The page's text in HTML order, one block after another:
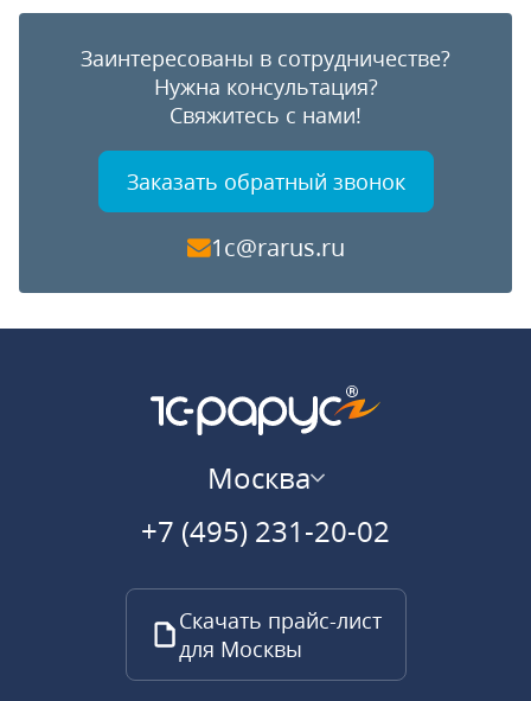
Заинтересованы в сотрудничестве?
Нужна консультация?
Свяжитесь с нами!
Заказать обратный звонок
1c@rarus.ru
Москва
+7 (495) 231-20-02
Скачать прайс-лист
для Москвы